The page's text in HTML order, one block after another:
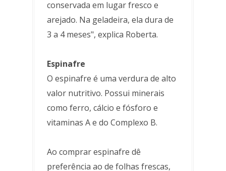
conservada em lugar fresco e
arejado. Na geladeira, ela dura de
3 a 4 meses", explica Roberta.
Espinafre
O espinafre é uma verdura de alto
valor nutritivo. Possui minerais
como ferro, cálcio e fósforo e
vitaminas A e do Complexo B.
Ao comprar espinafre dê
preferência ao de folhas frescas,